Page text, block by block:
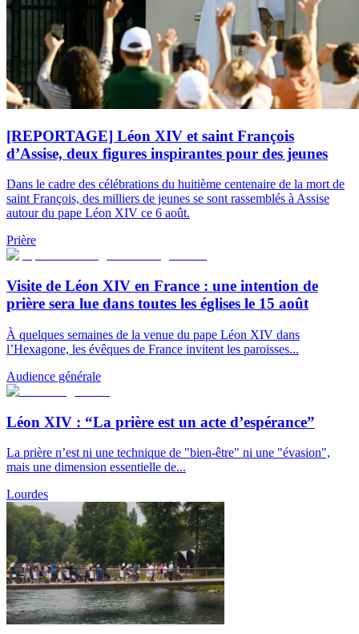
[REPORTAGE] Léon XIV et saint François
d’Assise, deux figures inspirantes pour des jeunes
Dans le cadre des célébrations du huitième centenaire de la mort de
saint François, des milliers de jeunes se sont rassemblés à Assise
autour du pape Léon XIV ce 6 août.
Prière
Visite de Léon XIV en France : une intention de
prière sera lue dans toutes les églises le 15 août
À quelques semaines de la venue du pape Léon XIV dans
l’Hexagone, les évêques de France invitent les paroisses...
Audience générale
Léon XIV : “La prière est un acte d’espérance”
La prière n’est ni une technique de "bien-être" ni une "évasion",
mais une dimension essentielle de...
Lourdes